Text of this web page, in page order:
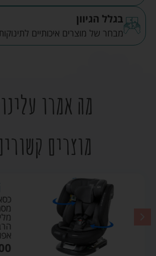
בגלל הגיוון
מבחר של מוצרים איכותיים
מה אמרו
מוצרים